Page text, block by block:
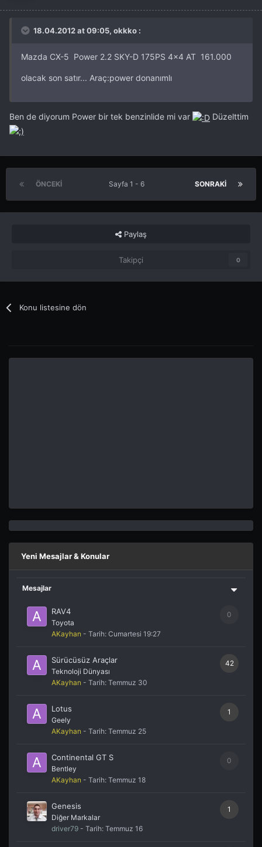
18.04.2012 at 09:05, okkko :
Mazda CX-5 Power 2.2 SKY-D 175PS 4x4 AT 161.000
olacak son satır... Araç:power donanımlı
Ben de diyorum Power bir tek benzinlide mi var Düzelttim
ÖNCEKI SONRAKI
Sayfa 1 - 6
Paylaş
Takipçi 0
Konu listesine dön
Yeni Mesajlar & Konular
Mesajlar
0
RAV4
Toyota
AKayhan - Tarih: Cumartesi 19:27
42
Sürücüsüz Araçlar
Teknoloji Dünyası
AKayhan - Tarih: Temmuz 30
1
Lotus
Geely
AKayhan - Tarih: Temmuz 25
0
Continental GT S
Bentley
AKayhan - Tarih: Temmuz 18
1
Genesis
Diğer Markalar
driver79 - Tarih: Temmuz 16